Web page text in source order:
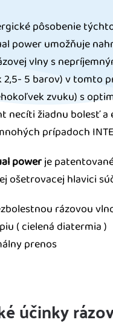
pôsobenie
power umožňuje
vlny s
2,5- 5 barov) v tomto
zvuku) s
necíti žiadnu bolesť
prípadoch
powerje
ošetrovacej hlavici
rázovou
( cielená diatermia )
prenos
účinky